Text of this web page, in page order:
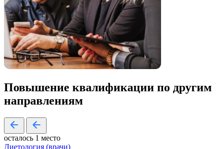
Повышение квалификации по другим
направлениям
осталось 1 место
Диетология (врачи)